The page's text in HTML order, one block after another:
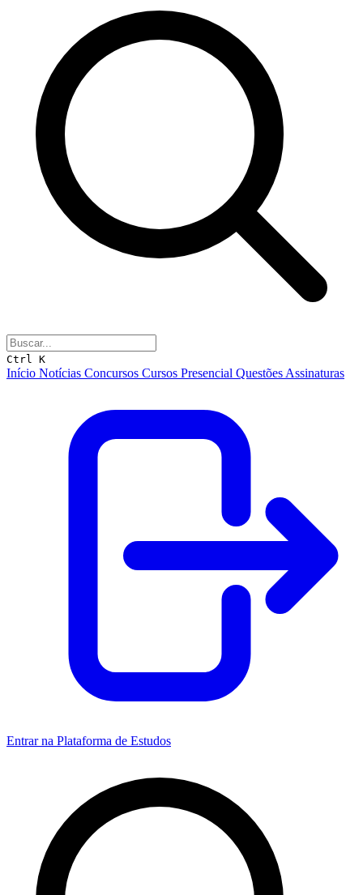
Ctrl K
Início Notícias Concursos Cursos Presencial Questões Assinaturas
Entrar na Plataforma de Estudos